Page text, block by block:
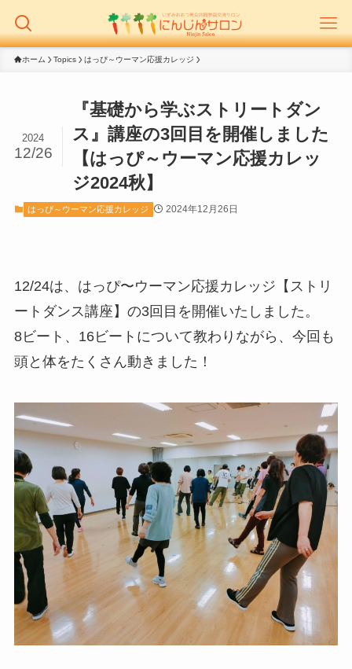
ホーム Topics はっぴ～ウーマン応援カレッジ
『基礎から学ぶストリートダン
ス』講座の3回目を開催しました
【はっぴ～ウーマン応援カレッ
ジ2024秋】
2024
12/26
はっぴ～ウーマン応援カレッジ 2024年12月26日
12/24は、はっぴ〜ウーマン応援カレッジ【ストリ
ートダンス講座】の3回目を開催いたしました。
8ビート、16ビートについて教わりながら、今回も
頭と体をたくさん動きました！